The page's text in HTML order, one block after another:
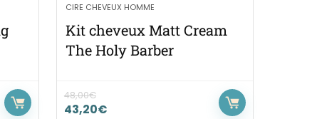
CIRE CHEVEUX HOMME
Kit cheveux Matt Cream
The Holy Barber
48,00€
43,20€